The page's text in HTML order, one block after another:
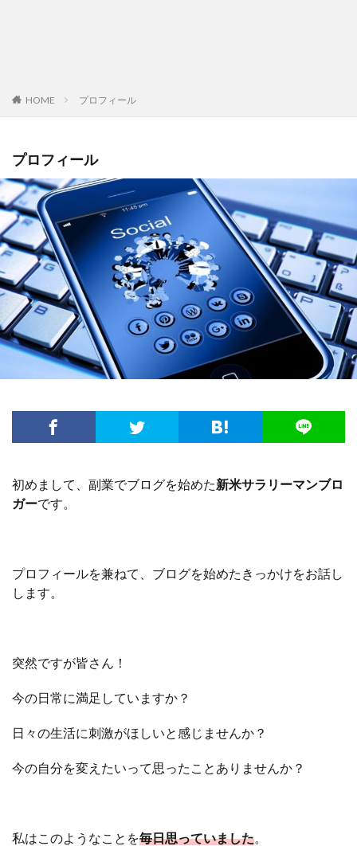
HOME プロフィール
プロフィール
初めまして、副業でブログを始めた新米サラリーマンブロ
ガーです。
プロフィールを兼ねて、ブログを始めたきっかけをお話し
します。
突然ですが皆さん！
今の日常に満足していますか？
日々の生活に刺激がほしいと感じませんか？
今の自分を変えたいって思ったことありませんか？
私はこのようなことを毎日思っていました。